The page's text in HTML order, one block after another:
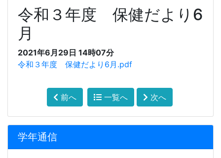
令和３年度 保健だより6
月
2021年6月29日 14時07分
令和３年度 保健だより6月.pdf
前へ 一覧へ 次へ
学年通信